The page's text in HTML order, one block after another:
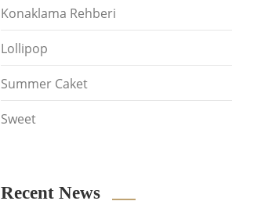
Konaklama Rehberi
Lollipop
Summer Caket
Sweet
Recent News